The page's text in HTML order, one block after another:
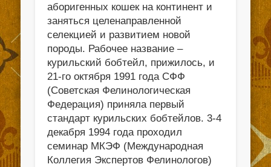
аборигенных кошек на континент и
заняться целенаправленной
селекцией и развитием новой
породы. Рабочее название –
курильский бобтейл, прижилось, и
21-го октября 1991 года СФФ
(Советская Фелинологическая
Федерация) приняла первый
стандарт курильских бобтейлов. 3-4
декабря 1994 года проходил
семинар МКЭФ (Международная
Коллегия Экспертов Фелинологов)